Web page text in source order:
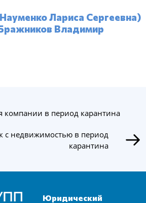
Лариса Сергеевна)
Владимир
компании в период карантина
с недвижимостью в период
карантина
Юридический